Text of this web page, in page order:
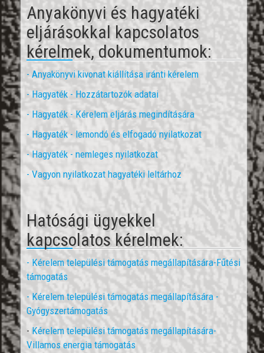
Anyakönyvi és hagyatéki
eljárásokkal kapcsolatos
kérelmek, dokumentumok:
- Anyakönyvi kivonat kiállítása iránti kérelem
- Hagyaték - Hozzátartozók adatai
- Hagyaték - Kérelem eljárás megindítására
- Hagyaték - lemondó és elfogadó nyilatkozat
- Hagyaték - nemleges nyilatkozat
- Vagyon nyilatkozat hagyatéki leltárhoz
Hatósági ügyekkel
kapcsolatos kérelmek:
- Kérelem települési támogatás megállapítására-Fűtési
támogatás
- Kérelem települési támogatás megállapítására -
Gyógyszertámogatás
- Kérelem települési támogatás megállapítására-
Villamos energia támogatás